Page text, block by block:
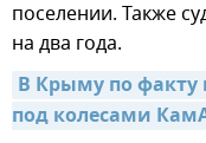
поселении. Также
на два года.
В Крыму по
под колесами